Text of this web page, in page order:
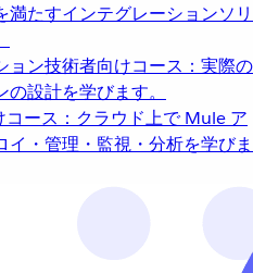
たすインテグレーションソリ
ョン技術者向けコース：実際の
設計を学びます。
ース：クラウド上で Mule ア
・管理・監視・分析を学びま